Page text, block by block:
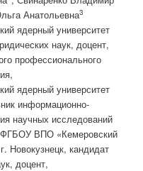
Анатольевна3
ядерный университет
наук, доцент,
профессионального
ядерный университет
информационно-
научных исследований
ФГБОУ ВПО «Кемеровский
Новокузнецк, кандидат
доцент,